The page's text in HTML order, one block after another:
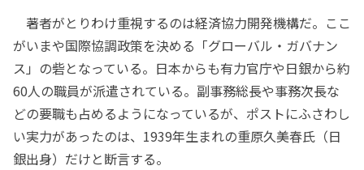
著者がとりわけ重視するのは経済協力開発機構だ。ここ
がいまや国際協調政策を決める「グローバル・ガバナン
ス」の砦となっている。日本からも有力官庁や日銀から約
60人の職員が派遣されている。副事務総長や事務次長な
どの要職も占めるようになっているが、ポストにふさわし
い実力があったのは、1939年生まれの重原久美春氏（日
銀出身）だけと断言する。